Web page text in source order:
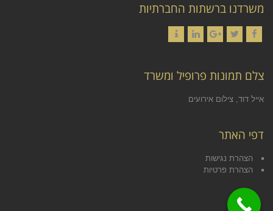
משרדנו ברשתות החברתיות
צלם תמונות פרופיל ומשרד
אייל דוד, צילום אירועים
דפי האתר
הצהרת נגישות
הצהרת פרטיות